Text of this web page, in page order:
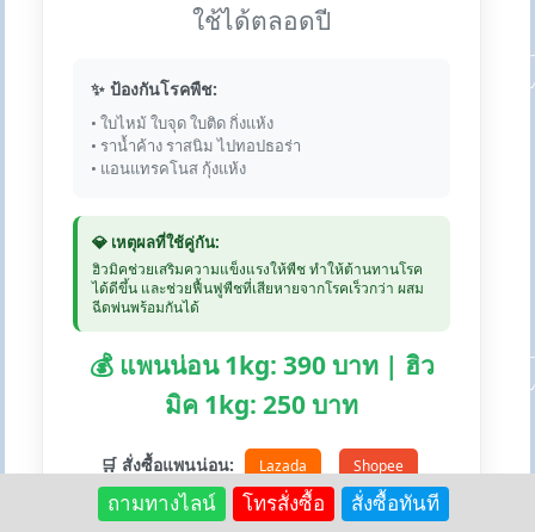
ใช้ได้ตลอดปี
✨ ป้องกันโรคพืช:
• ใบไหม้ ใบจุด ใบติด กิ่งแห้ง
• ราน้ำค้าง ราสนิม ไปทอปธอร่า
• แอนแทรคโนส กุ้งแห้ง
💎 เหตุผลที่ใช้คู่กัน:
ฮิวมิคช่วยเสริมความแข็งแรงให้พืช ทำให้ต้านทานโรค
ได้ดีขึ้น และช่วยฟื้นฟูพืชที่เสียหายจากโรคเร็วกว่า ผสม
ฉีดพ่นพร้อมกันได้
💰 แพนน่อน 1kg: 390 บาท | ฮิว
มิค 1kg: 250 บาท
🛒 สั่งซื้อแพนน่อน: Lazada Shopee
ถามทางไลน์ โทรสั่งซื้อ สั่งซื้อทันที